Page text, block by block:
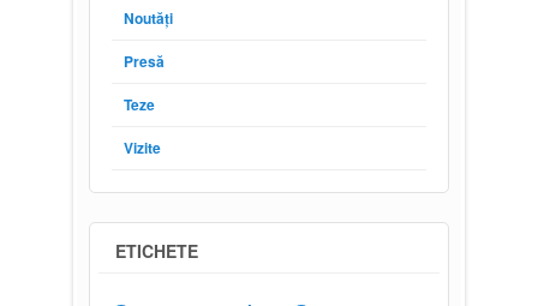
Noutăți
Presă
Teze
Vizite
ETICHETE